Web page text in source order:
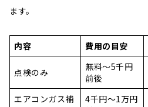
ます。
内容 費用の目安
点検のみ
無料〜5千円
前後
エアコンガス補
4千円〜1万円